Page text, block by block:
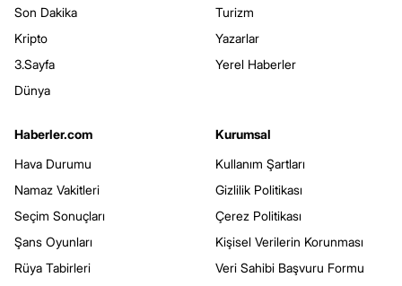
Son Dakika
Kripto
3.Sayfa
Dünya
Turizm
Yazarlar
Yerel Haberler
Haberler.com
Hava Durumu
Namaz Vakitleri
Seçim Sonuçları
Şans Oyunları
Rüya Tabirleri
Kurumsal
Kullanım Şartları
Gizlilik Politikası
Çerez Politikası
Kişisel Verilerin Korunması
Veri Sahibi Başvuru Formu